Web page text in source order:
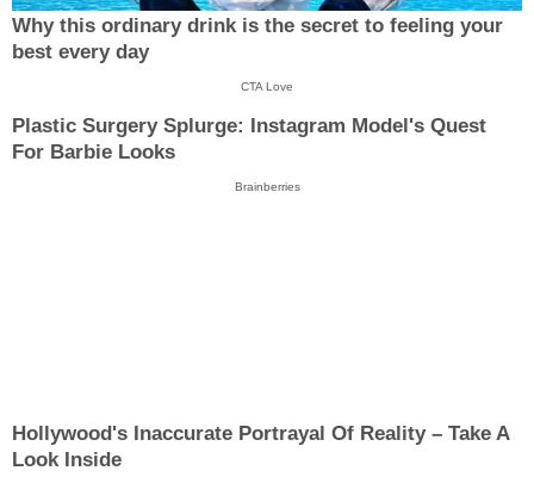
Why this ordinary drink is the secret to feeling your
best every day
CTA Love
Plastic Surgery Splurge: Instagram Model's Quest
For Barbie Looks
Brainberries
Hollywood's Inaccurate Portrayal Of Reality – Take A
Look Inside